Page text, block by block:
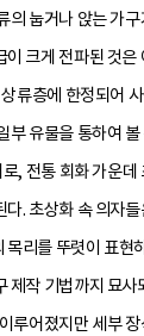
의 눕거나 앉는 가
크게 전파된 것은
류층에 한정되어
부 유물을 통하여 볼
, 전통 회화 가운
. 초상화 속 의자
리를 뚜렷이 표현
제작 기법까지 묘사
루어졌지만 세부